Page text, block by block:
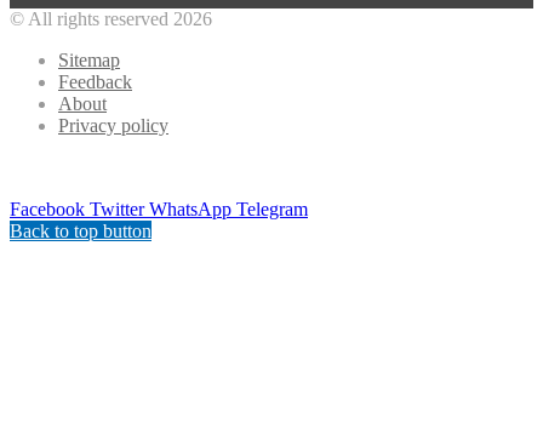
© All rights reserved 2026
Sitemap
Feedback
About
Privacy policy
Facebook Twitter WhatsApp Telegram
Back to top button